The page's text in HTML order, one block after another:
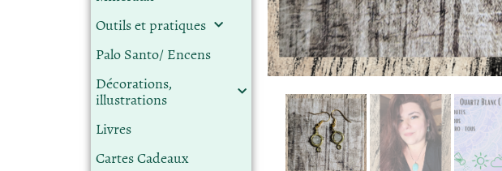
Outils et pratiques
Palo Santo/ Encens
Décorations,
illustrations
Livres
Cartes Cadeaux